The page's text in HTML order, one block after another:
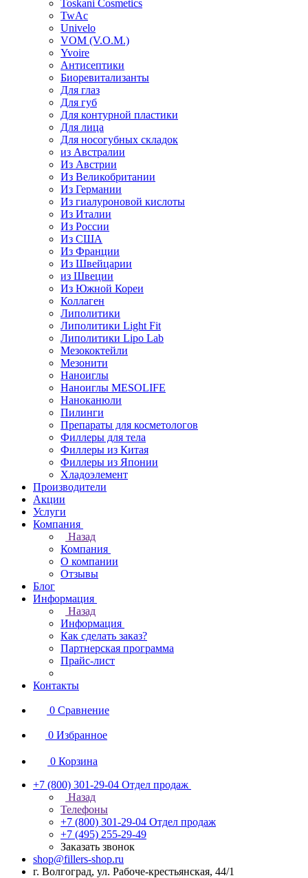
Toskani Cosmetics
TwAc
Univelo
VOM (V.O.M.)
Yvoire
Антисептики
Биоревитализанты
Для глаз
Для губ
Для контурной пластики
Для лица
Для носогубных складок
из Австралии
Из Австрии
Из Великобритании
Из Германии
Из гиалуроновой кислоты
Из Италии
Из России
Из США
Из Франции
Из Швейцарии
из Швеции
Из Южной Кореи
Коллаген
Липолитики
Липолитики Light Fit
Липолитики Lipo Lab
Мезококтейли
Мезонити
Наноиглы
Наноиглы MESOLIFE
Наноканюли
Пилинги
Препараты для косметологов
Филлеры для тела
Филлеры из Китая
Филлеры из Японии
Хладоэлемент
Производители
Акции
Услуги
Компания
Назад
Компания
О компании
Отзывы
Блог
Информация
Назад
Информация
Как сделать заказ?
Партнерская программа
Прайс-лист
Контакты
0 Сравнение
0 Избранное
0 Корзина
+7 (800) 301-29-04 Отдел продаж
Назад
Телефоны
+7 (800) 301-29-04 Отдел продаж
+7 (495) 255-29-49
Заказать звонок
shop@fillers-shop.ru
г. Волгоград, ул. Рабоче-крестьянская, 44/1